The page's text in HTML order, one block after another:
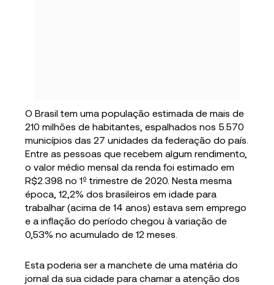
O Brasil tem uma população estimada de mais de
210 milhões de habitantes, espalhados nos 5.570
municípios das 27 unidades da federação do país.
Entre as pessoas que recebem algum rendimento,
o valor médio mensal da renda foi estimado em
R$2.398 no 1º trimestre de 2020. Nesta mesma
época, 12,2% dos brasileiros em idade para
trabalhar (acima de 14 anos) estava sem emprego
e a inflação do período chegou à variação de
0,53% no acumulado de 12 meses.
Esta poderia ser a manchete de uma matéria do
jornal da sua cidade para chamar a atenção dos